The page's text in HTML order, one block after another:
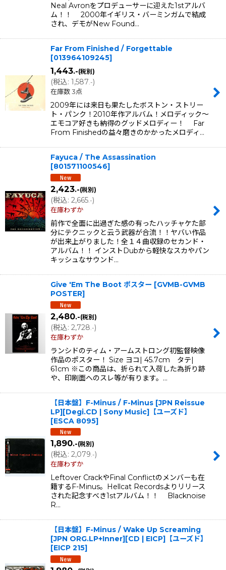
Neal Avronをプロデューサーに迎えた1stアルバ
ム！！ 2000年イギリス・バーミンガムで結成
され、デモがNew Found…
Far From Finished / Forgettable
[013964109245]
1,443.-(税別)
(税込: 1,587.-)
在庫数 3点
2009年には来日も果たしたボストン・ストリー
ト・パンク！2010年作アルバム！メロディック〜
エモコア好きも納得のグッドメロディー！ Far
From Finishedの益々磨きのかかったメロディ…
Fayuca / The Assassination
[801571100546]
2,423.-(税別)
(税込: 2,665 .-)
在庫わずか
前作で全面に出過ぎた感の有ったハッチャケた部
分にテクニックと云う武器が合流！！ヤバい作品
が出来上がりました！全１４曲収録のセカンド・
アルバム！！ インストDubから軽快なスカやパン
キッシュなサウンド…
Give 'Em The Boot ポスター [GVMB-GVMB
POSTER]
2,480.-(税別)
(税込: 2,728 .-)
在庫わずか
ランシドのティム・アームストロング初監督映像
作品のポスター！ Size ヨコ| 45.7cm タテ|
61cm ※この商品は、折られて入荷した為折り跡
や、印刷面へのスレ等が有ります。…
【日本盤】F-Minus / F-Minus [JPN Reissue
LP][Degi.CD | Sony Music]【ユーズド】
[ESCA 8095]
1,890.-(税別)
(税込: 2,079.-)
在庫わずか
Leftover CrackやFinal Conflictのメンバーも在
籍するF-Minus。Hellcat Recordsよりリリース
された記念すべき1stアルバム！！ Blacknoise
R…
【日本盤】F-Minus / Wake Up Screaming
[JPN ORG.LP+Inner][CD | EICP]【ユーズド】
[EICP 215]